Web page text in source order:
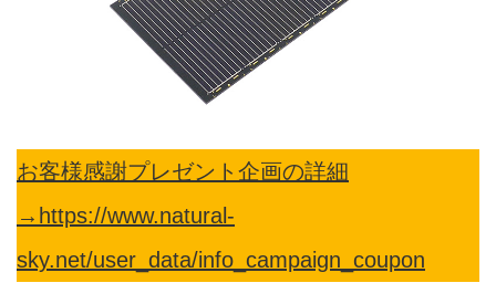
お客様感謝プレゼント企画の詳細
→https://www.natural-
sky.net/user_data/info_campaign_coupon